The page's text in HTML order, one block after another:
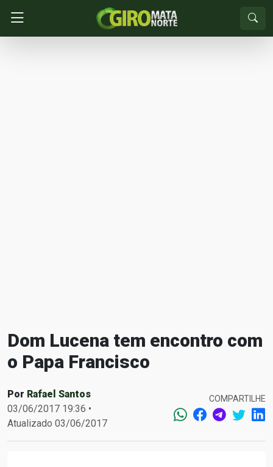
Dom Lucena tem encontro com
o Papa Francisco
Por Rafael Santos
03/06/2017 19:36 •
Atualizado 03/06/2017
COMPARTILHE